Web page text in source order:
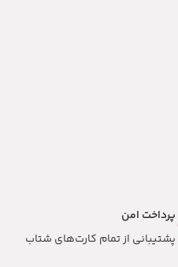
پرداخت امن
پشتیبانی از تمام کارت‌های شتاب